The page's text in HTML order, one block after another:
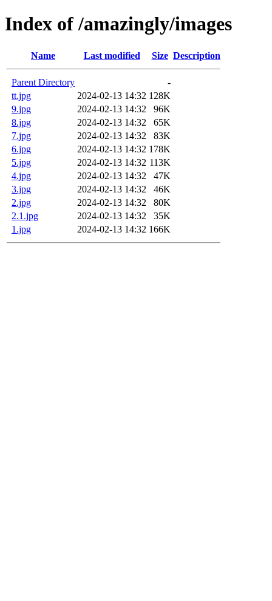
Index of /amazingly/images
Name Last modified Size Description
Parent Directory
-
tt.jpg
2024-02-13 14:32 128K
9.jpg
2024-02-13 14:32
96K
8.jpg
2024-02-13 14:32
65K
7.jpg
2024-02-13 14:32
83K
6.jpg
2024-02-13 14:32 178K
5.jpg
2024-02-13 14:32 113K
4.jpg
2024-02-13 14:32
47K
3.jpg
2024-02-13 14:32
46K
2.jpg
2024-02-13 14:32
80K
2.1.jpg
2024-02-13 14:32
35K
1.jpg
2024-02-13 14:32 166K